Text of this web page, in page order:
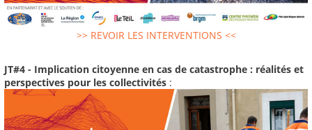
>> REVOIR LES INTERVENTIONS <<
JT#4 - Implication citoyenne en cas de catastrophe : réalités et
perspectives pour les collectivités :